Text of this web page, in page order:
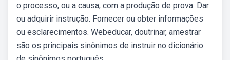
o processo, ou a causa, com a produção de prova. Dar
ou adquirir instrução. Fornecer ou obter informações
ou esclarecimentos. Webeducar, doutrinar, amestrar
são os principais sinônimos de instruir no dicionário